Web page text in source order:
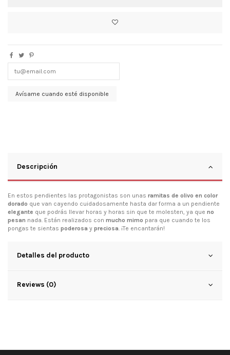
Descripción
En estos pendientes las protagonistas son unas ramitas de olivo en color
dorado que van cayendo cuidadosamente hasta dar forma a un pendiente
elegante que podrás llevar horas y horas sin que te molesten, ya que no
pesan nada. Están realizados con mucho mimo para que cuando te los
pongas te sientas poderosa y preciosa. ¡Te encantarán!
Detalles del producto
Reviews (0)